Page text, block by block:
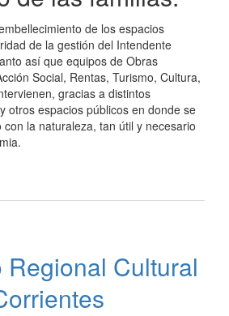
de los espacios
de la gestión del Intendente
así que equipos de Obras
Social, Rentas, Turismo, Cultura,
gracias a distintos
otros espacios públicos en donde se
la naturaleza, tan útil y necesario
Regional Cultural